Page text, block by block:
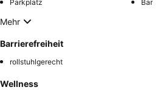
Parkplatz
Bar
Mehr
Barrierefreiheit
rollstuhlgerecht
Wellness